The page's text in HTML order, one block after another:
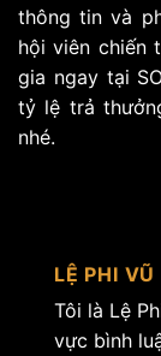
thông tin và
hội viên chiến
gia ngay tại
tỷ lệ trả
nhé.
LỆ PHI VŨ
Tôi là Lệ
vực bình